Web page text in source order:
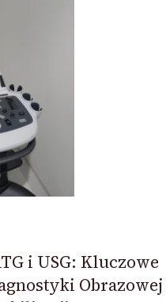
i USG: Kluczowe